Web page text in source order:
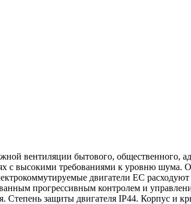
вентиляции бытового, общественного,
с высокими требованиями к уровню
двигатели ЕС
прогрессивным контролем и
Степень защиты двигателя IP44. Корпус и